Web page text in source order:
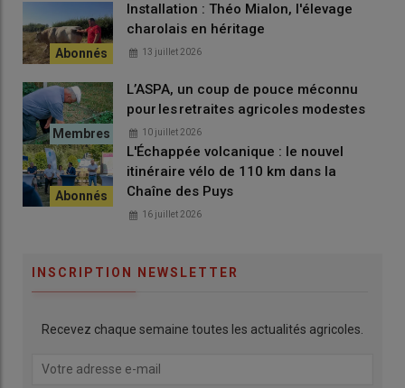
commercial autour de leur race emblématique.
Installation : Théo Mialon, l'élevage
charolais en héritage
13 juillet 2026
L’ASPA, un coup de pouce méconnu
pour les retraites agricoles modestes
10 juillet 2026
L'Échappée volcanique : le nouvel
itinéraire vélo de 110 km dans la
Chaîne des Puys
16 juillet 2026
INSCRIPTION NEWSLETTER
Recevez chaque semaine toutes les actualités agricoles.